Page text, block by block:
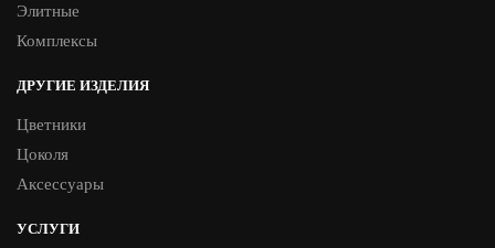
Элитные
Комплексы
ДРУГИЕ ИЗДЕЛИЯ
Цветники
Цоколя
Аксессуары
УСЛУГИ